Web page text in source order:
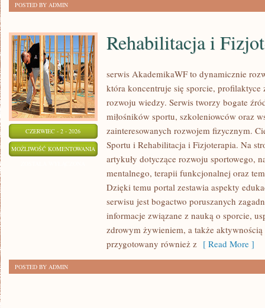
POSTED BY ADMIN
CZERWIEC - 2 - 2026
MOŻLIWOŚĆ KOMENTOWANIA REHABILITACJA
FIZJOTERAPIA
Rehabilitacja i
serwis AkademikaWF to dynamicznie
która koncentruje się sporcie,
rozwoju wiedzy. Serwis tworzy bogate
miłośników sportu, szkoleniowców oraz
zainteresowanych rozwojem fizycznym.
Sportu i Rehabilitacja i Fizjoterapia. Na
artykuły dotyczące rozwoju sportowego,
mentalnego, terapii funkcjonalnej oraz
Dzięki temu portal zestawia aspekty
serwisu jest bogactwo poruszanych
informacje związane z nauką o sporcie,
zdrowym żywieniem, a także aktywnością
przygotowany również z [ Read More ]
POSTED BY ADMIN